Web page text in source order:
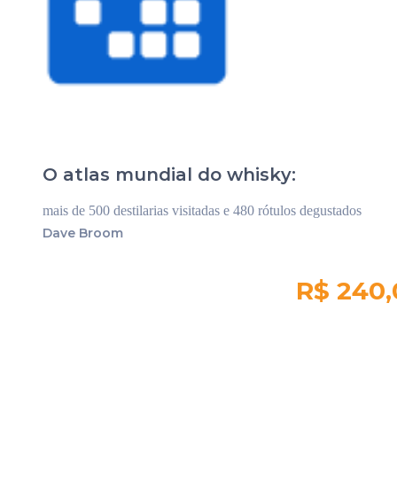
O atlas mundial do whisky:
mais de 500 destilarias visitadas e 480 rótulos degustados
Dave Broom
R$